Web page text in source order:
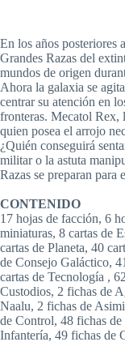
En los años posteriores
Grandes Razas del
mundos de origen
Ahora la galaxia se
centrar su atención en
fronteras. Mecatol Rex,
quien posea el arrojo
¿Quién conseguirá
militar o la astuta
Razas se preparan para
CONTENIDO
17 hojas de facción, 6
miniaturas, 8 cartas de
cartas de Planeta, 40
de Consejo Galáctico,
cartas de Tecnología ,
Custodios, 2 fichas de
Naalu, 2 fichas de
de Control, 48 fichas
Infantería, 49 fichas de